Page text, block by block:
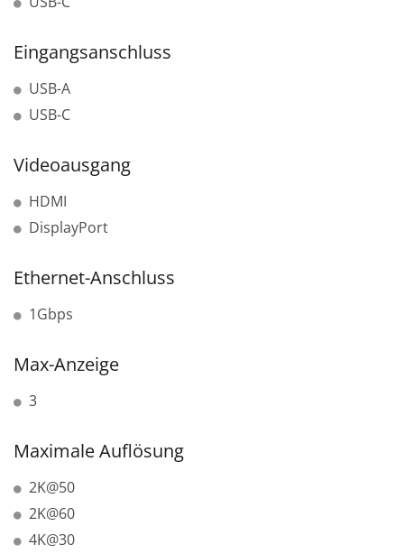
Eingangsanschluss
USB-A
USB-C
Videoausgang
HDMI
DisplayPort
Ethernet-Anschluss
1Gbps
Max-Anzeige
3
Maximale Auflösung
2K@50
2K@60
4K@30